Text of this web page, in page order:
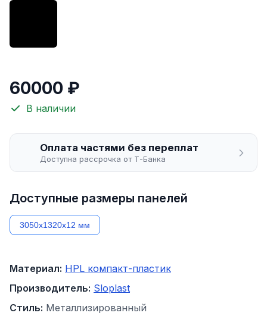
60000 ₽
В наличии
Оплата частями без переплат
Доступна рассрочка от Т-Банка
Доступные размеры панелей
3050х1320х12 мм
Материал: HPL компакт-пластик
Производитель: Sloplast
Стиль: Металлизированный